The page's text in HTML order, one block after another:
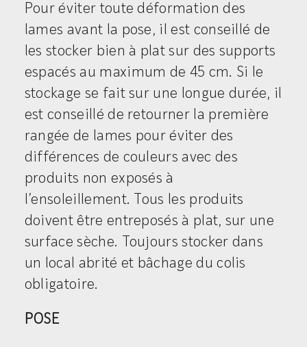
Pour éviter toute déformation des
lames avant la pose, il est conseillé de
les stocker bien à plat sur des supports
espacés au maximum de 45 cm. Si le
stockage se fait sur une longue durée, il
est conseillé de retourner la première
rangée de lames pour éviter des
différences de couleurs avec des
produits non exposés à
l’ensoleillement. Tous les produits
doivent être entreposés à plat, sur une
surface sèche. Toujours stocker dans
un local abrité et bâchage du colis
obligatoire.
POSE